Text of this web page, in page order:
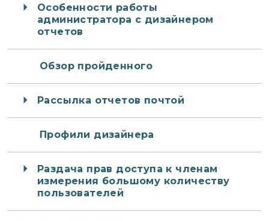
Особенности работы
администратора с дизайнером
отчетов
Обзор пройденного
Рассылка отчетов почтой
Профили дизайнера
Раздача прав доступа к членам
измерения большому количеству
пользователей